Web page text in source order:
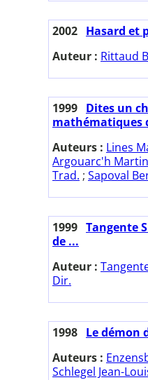
2002 Hasard et
Auteur : Rittaud
1999 Dites un
mathématiques
Auteurs : Lines
Argouarc'h
Trad. ; Sapoval
1999 Tangente
de ...
Auteur :
Dir.
1998 Le démon
Auteurs :
Schlegel Jean-